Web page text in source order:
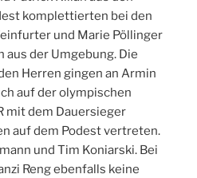
komplettierten bei den
und Marie Pöllinger
der Umgebung. Die
Herren gingen an Armin
auf der olympischen
mit dem Dauersieger
auf dem Podest vertreten.
und Tim Koniarski. Bei
Reng ebenfalls keine